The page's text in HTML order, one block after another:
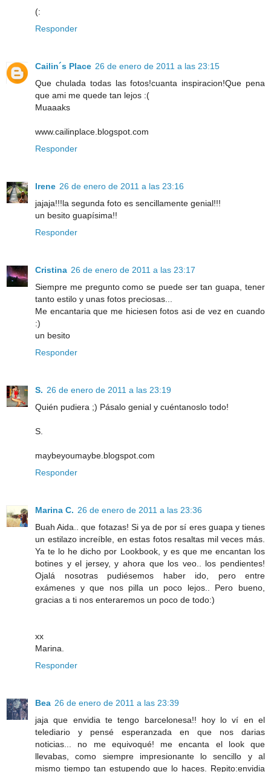
(:
Responder
Cailin´s Place 26 de enero de 2011 a las 23:15
Que chulada todas las fotos!cuanta inspiracion!Que pena
que ami me quede tan lejos :(
Muaaaks
www.cailinplace.blogspot.com
Responder
Irene 26 de enero de 2011 a las 23:16
jajaja!!!la segunda foto es sencillamente genial!!!
un besito guapísima!!
Responder
Cristina 26 de enero de 2011 a las 23:17
Siempre me pregunto como se puede ser tan guapa, tener
tanto estilo y unas fotos preciosas...
Me encantaria que me hiciesen fotos asi de vez en cuando
:)
un besito
Responder
S. 26 de enero de 2011 a las 23:19
Quién pudiera ;) Pásalo genial y cuéntanoslo todo!
S.
maybeyoumaybe.blogspot.com
Responder
Marina C. 26 de enero de 2011 a las 23:36
Buah Aida.. que fotazas! Si ya de por sí eres guapa y tienes
un estilazo increíble, en estas fotos resaltas mil veces más.
Ya te lo he dicho por Lookbook, y es que me encantan los
botines y el jersey, y ahora que los veo.. los pendientes!
Ojalá nosotras pudiésemos haber ido, pero entre
exámenes y que nos pilla un poco lejos.. Pero bueno,
gracias a ti nos enteraremos un poco de todo:)
xx
Marina.
Responder
Bea 26 de enero de 2011 a las 23:39
jaja que envidia te tengo barcelonesa!! hoy lo ví en el
telediario y pensé esperanzada en que nos darias
noticias... no me equivoqué! me encanta el look que
llevabas, como siempre impresionante lo sencillo y al
mismo tiempo tan estupendo que lo haces. Repito:envidia